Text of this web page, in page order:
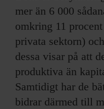
mer än 6 000
omkring 11
privata sektorn)
dessa visar på att
produktiva än
Samtidigt har de
bidrar därmed till